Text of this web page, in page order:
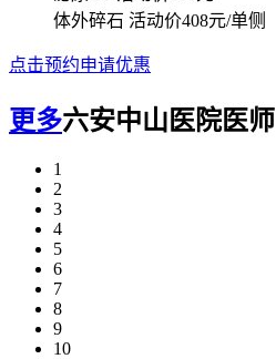
体外碎石 活动价408元/单侧
点击预约申请优惠
更多六安中山医院医师
1
2
3
4
5
6
7
8
9
10